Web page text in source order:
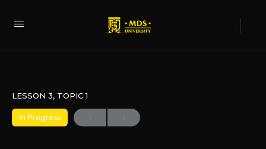
LESSON 3, TOPIC 1
In Progress